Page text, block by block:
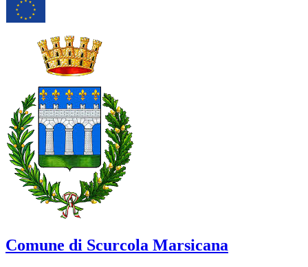
Comune di Scurcola Marsicana